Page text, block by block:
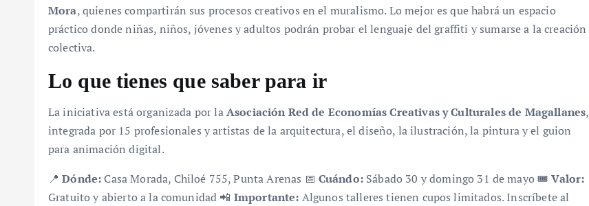
Mora, quienes compartirán sus procesos creativos en el muralismo. Lo mejor es que habrá un espacio
práctico donde niñas, niños, jóvenes y adultos podrán probar el lenguaje del graffiti y sumarse a la creación
colectiva.
Lo que tienes que saber para ir
La iniciativa está organizada por laAsociación Red de Economías Creativas y Culturales de Magallanes,
integrada por 15 profesionales y artistas de la arquitectura, el diseño, la ilustración, la pintura y el guion
para animación digital.
📍Dónde: Casa Morada, Chiloé 755, Punta Arenas 📅 Cuándo:Sábado 30 y domingo 31 de mayo 🎟️Valor:
Gratuito y abierto a la comunidad 📲 Importante: Algunos talleres tienen cupos limitados. Inscríbete al